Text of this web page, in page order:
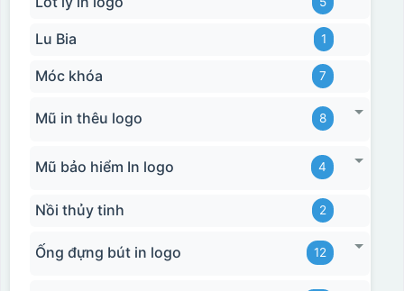
Hộp xi biểu trưng
Lu Bia 1
Móc khóa 7
Mũ in thêu logo 8
Mũ bảo hiểm In logo 4
Nồi thủy tinh 2
Ống đựng bút in logo 12